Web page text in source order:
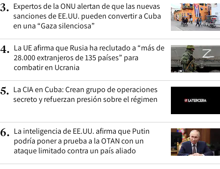
3. Expertos de la ONU alertan de que las nuevas
sanciones de EE.UU. pueden convertir a Cuba
en una “Gaza silenciosa”
4. La UE afirma que Rusia ha reclutado a “más de
28.000 extranjeros de 135 países” para
combatir en Ucrania
5. La CIA en Cuba: Crean grupo de operaciones
secreto y refuerzan presión sobre el régimen
6. La inteligencia de EE.UU. afirma que Putin
podría poner a prueba a la OTAN con un
ataque limitado contra un país aliado